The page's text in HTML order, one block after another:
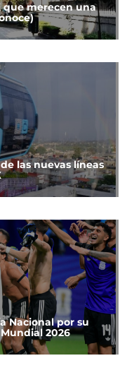
que merecen una
las nuevas líneas
Nacional por su
2026